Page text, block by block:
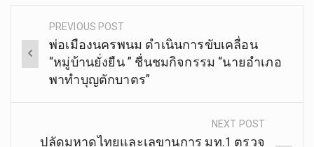
Post
navigation
PREVIOUS POST
พ่อเมืองนครพนม ดำเนินการขับเคลื่อน
“หมู่บ้านยั่งยืน ” ชื่นชมกิจกรรม “นายอำเภอ
พาทำบุญตักบาตร”
NEXT POST
ปลัดมหาดไทยและเลขานุการ มท.1 ตรวจ